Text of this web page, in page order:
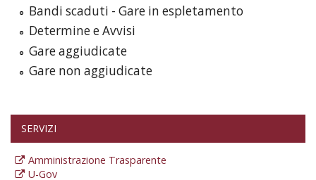
Bandi scaduti - Gare in espletamento
Determine e Avvisi
Gare aggiudicate
Gare non aggiudicate
SERVIZI
Amministrazione Trasparente
U-Gov